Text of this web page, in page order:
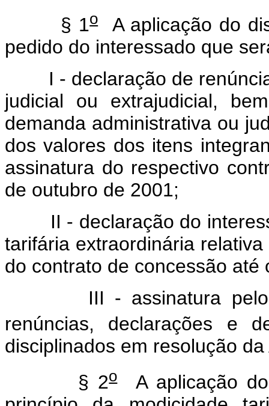
§ 1oA aplicação do
pedido do interessado que
I - declaração de renúncia
judicial ou extrajudicial,
demanda administrativa ou
dos valores dos itens
assinatura do respectivo
de outubro de 2001;
II - declaração do
tarifária extraordinária
do contrato de concessão
III - assinatura pelo
renúncias, declarações e
disciplinados em resolução da
§ 2oA aplicação